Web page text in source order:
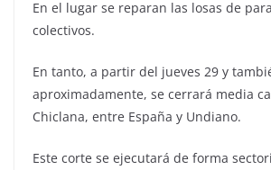
En el lugar se reparan las losas de
colectivos.
En tanto, a partir del jueves 29 y
aproximadamente, se cerrará media
Chiclana, entre España y Undiano.
Este corte se ejecutará de forma